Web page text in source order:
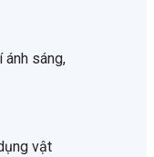
sáng,
vật